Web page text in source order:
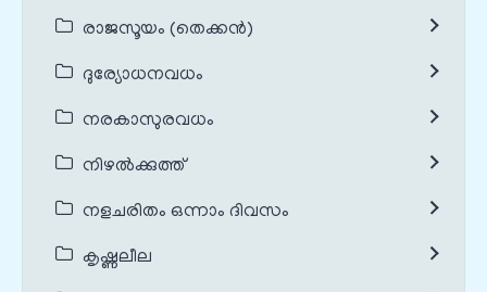
രാജസൂയം (തെക്കൻ)
ദുര്യോധനവധം
നരകാസുരവധം
നിഴൽക്കുത്ത്
നളചരിതം ഒന്നാം ദിവസം
കൃഷ്ണലീല